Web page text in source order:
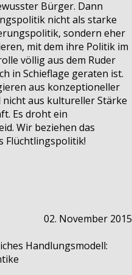
Bürger. Dann
nicht als starke
sondern eher
mit dem ihre Politik im
völlig aus dem Ruder
in Schieflage geraten ist.
aus konzeptioneller
aus kultureller Stärke
Es droht ein
Wir beziehen das
Flüchtlingspolitik!
02. November 2015
Handlungsmodell: